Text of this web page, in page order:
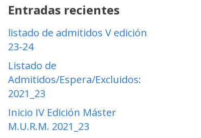
Entradas recientes
listado de admitidos V edición
23-24
Listado de
Admitidos/Espera/Excluidos:
2021_23
Inicio IV Edición Máster
M.U.R.M. 2021_23